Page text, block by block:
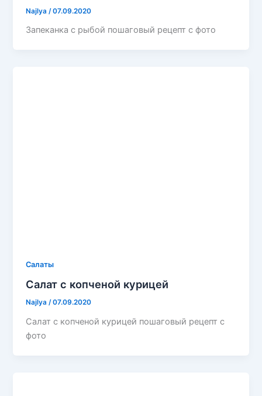
Najlya /07.09.2020
Запеканка с рыбой пошаговый рецепт с фото
Салаты
Салат с копченой курицей
Najlya/07.09.2020
Салат с копченой курицей пошаговый рецепт с
фото